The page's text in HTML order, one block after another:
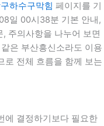
하수구막힘 페이지를 기
일 00시38분 기본 안내,
주의사항을 나누어 보면
은 부산흥신소라도 이용
로 전체 흐름을 함께 보는
에 결정하기보다 필요한